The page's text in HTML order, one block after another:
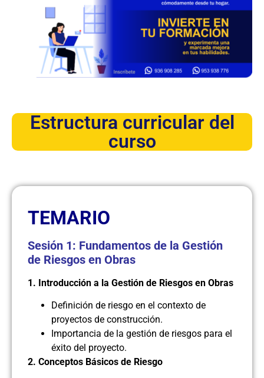
Estructura curricular del
curso
TEMARIO
Sesión 1: Fundamentos de la Gestión
de Riesgos en Obras
1. Introducción a la Gestión de Riesgos en Obras
Definición de riesgo en el contexto de
proyectos de construcción.
Importancia de la gestión de riesgos para el
éxito del proyecto.
2. Conceptos Básicos de Riesgo